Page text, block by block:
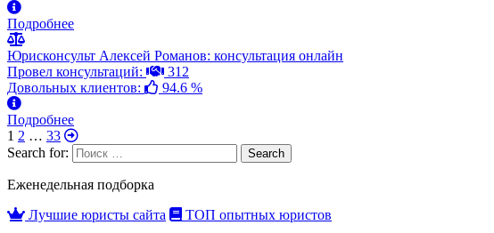
Подробнее
Юрисконсульт Алексей Романов: консультация онлайн
Провел консультаций:
312
Довольных клиентов:
94.6 %
Подробнее
1 2 … 33
Search for:
Search
Еженедельная подборка
Лучшие юристы сайта
ТОП опытных юристов